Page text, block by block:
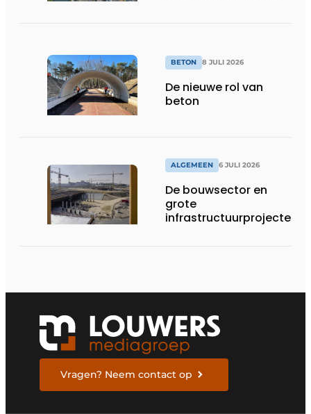
BETON 8 JULI 2026
De nieuwe rol van
beton
ALGEMEEN 6 JULI 2026
De bouwsector en
grote
infrastructuurprojecten
Vragen? Neem contact op